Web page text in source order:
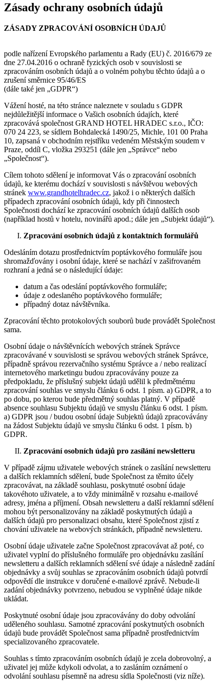
Zásady ochrany osobních údajů
ZÁSADY ZPRACOVÁNÍ OSOBNÍCH ÚDAJŮ
podle nařízení Evropského parlamentu a Rady (EU) č. 2016/679 ze
dne 27.04.2016 o ochraně fyzických osob v souvislosti se
zpracováním osobních údajů a o volném pohybu těchto údajů a o
zrušení směrnice 95/46/ES
(dále také jen „GDPR“)
Vážení hosté, na této stránce naleznete v souladu s GDPR
nejdůležitější informace o Vašich osobních údajích, které
zpracovává společnost GRAND HOTEL HRADEC s.r.o., IČO:
070 24 223, se sídlem Bohdalecká 1490/25, Michle, 101 00 Praha
10, zapsaná v obchodním rejstříku vedeném Městským soudem v
Praze, oddíl C, vložka 293251 (dále jen „Správce“ nebo
„Společnost“).
Cílem tohoto sdělení je informovat Vás o zpracování osobních
údajů, ke kterému dochází v souvislosti s návštěvou webových
stránek www.grandhotelhradec.cz, jakož i o některých dalších
případech zpracování osobních údajů, kdy při činnostech
Společnosti dochází ke zpracování osobních údajů dalších osob
(například hostů v hotelu, novinářů apod.; dále jen „Subjekt údajů“).
Zpracování osobních údajů z kontaktních formulářů
Odesláním dotazu prostřednictvím poptávkového formuláře jsou
shromažďovány i osobní údaje, které se nachází v zašifrovaném
rozhraní a jedná se o následující údaje:
datum a čas odeslání poptávkového formuláře;
údaje z odeslaného poptávkového formuláře;
případný dotaz návštěvníka.
Zpracování těchto protokolových souborů bude provádět Společnost
sama.
Osobní údaje o návštěvnících webových stránek Správce
zpracovávané v souvislosti se správou webových stránek Správce,
případně správou rezervačního systému Správce a / nebo realizací
internetového marketingu budou zpracovávány pouze za
předpokladu, že příslušný subjekt údajů udělil k předmětnému
zpracování souhlas ve smyslu článku 6 odst. 1 písm. a) GDPR, a to
po dobu, po kterou bude předmětný souhlas platný. V případě
absence souhlasu Subjektu údajů ve smyslu článku 6 odst. 1 písm.
a) GDPR jsou / budou osobní údaje Subjektů údajů zpracovávány
na žádost Subjektu údajů ve smyslu článku 6 odst. 1 písm. b)
GDPR.
Zpracování osobních údajů pro zasílání newsletteru
V případě zájmu uživatele webových stránek o zasílání newsletteru
a dalších reklamních sdělení, bude Společnost za těmito účely
zpracovávat, na základě souhlasu, poskytnuté osobní údaje
takovéhoto uživatele, a to vždy minimálně v rozsahu e-mailové
adresy, jména a příjmení. Obsah newsletteru a další reklamní sdělení
mohou být personalizovány na základě poskytnutých údajů a
dalších údajů pro personalizaci obsahu, které Společnost zjistí z
chování uživatele na webových stránkách, případně newsletteru.
Osobní údaje uživatele začne Společnost zpracovávat až poté, co
uživatel vyplní do příslušného formuláře pro objednávku zasílání
newsletteru a dalších reklamních sdělení své údaje a následně zadání
objednávky a svůj souhlas se zpracováním osobních údajů potvrdí
odpovědí dle instrukce v doručené e-mailové zprávě. Nebude-li
zadání objednávky potvrzeno, nebudou se vyplněné údaje nikde
ukládat.
Poskytnuté osobní údaje jsou zpracovávány do doby odvolání
uděleného souhlasu. Samotné zpracování poskytnutých osobních
údajů bude provádět Společnost sama případně prostřednictvím
specializovaného zpracovatele.
Souhlas s tímto zpracováním osobních údajů je zcela dobrovolný, a
uživatel jej může kdykoli odvolat, a to zasláním oznámení o
odvolání souhlasu písemně na adresu sídla Společnosti (viz níže).